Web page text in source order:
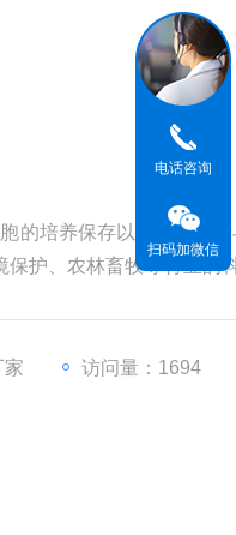
的培养保存以及水质分析
保护、农林畜牧等行业的
家 访问量：1694
电话咨询
扫码加微信